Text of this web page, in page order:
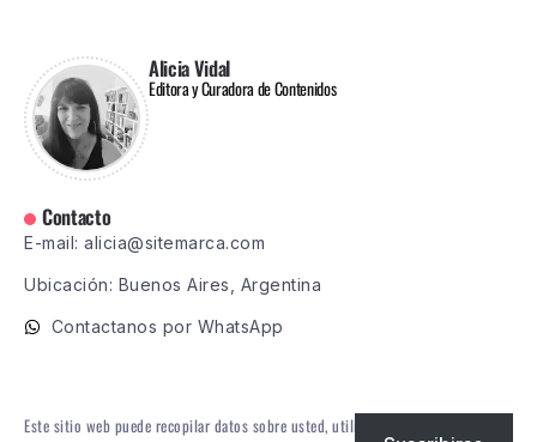
Alicia Vidal
Editora y Curadora de Contenidos
Contacto
E-mail: alicia@sitemarca.com
Ubicación: Buenos Aires, Argentina
Contactanos por WhatsApp
Este sitio web puede recopilar datos sobre usted, utilizar cookies, integrar